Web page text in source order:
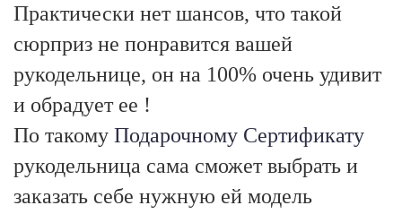
Практически нет шансов, что такой
сюрприз не понравится вашей
рукодельнице, он на 100% очень удивит
и обрадует ее !
По такому Подарочному Сертификату
рукодельница сама сможет выбрать и
заказать себе нужную ей модель